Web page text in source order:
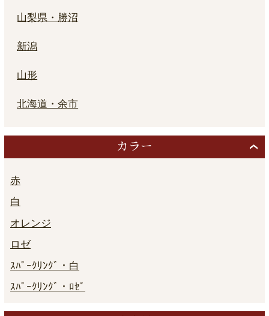
山梨県・勝沼
新潟
山形
北海道・余市
カラー
赤
白
オレンジ
ロゼ
ｽﾊﾟｰｸﾘﾝｸﾞ・白
ｽﾊﾟｰｸﾘﾝｸﾞ・ﾛｾﾞ